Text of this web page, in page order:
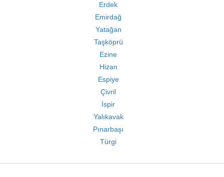
Erdek
Emirdağ
Yatağan
Taşköprü
Ezine
Hizan
Espiye
Çivril
İspir
Yalıkavak
Pınarbaşı
Türgi